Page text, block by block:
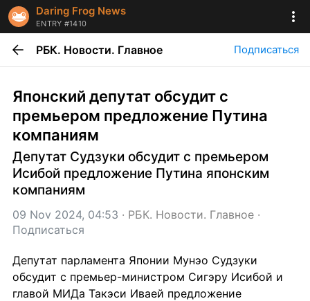
Daring Frog News
ENTRY #1410
РБК. Новости. Главное Подписаться
Японский депутат обсудит с
премьером предложение Путина
компаниям
Депутат Судзуки обсудит с премьером
Исибой предложение Путина японским
компаниям
09 Nov 2024, 04:53 · РБК. Новости. Главное
Подписаться
Депутат парламента Японии Мунэо Судзуки
обсудит с премьер-министром Сигэру Исибой и
главой МИДа Такэси Иваей предложение